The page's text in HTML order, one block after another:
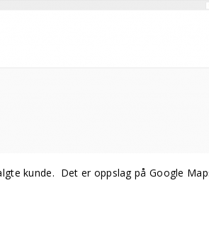
kunde. Det er oppslag på Google